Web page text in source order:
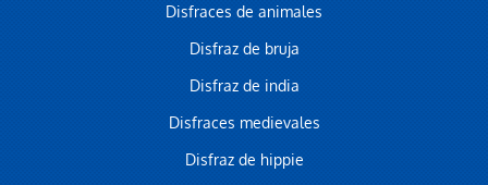
Disfraces de animales
Disfraz de bruja
Disfraz de india
Disfraces medievales
Disfraz de hippie